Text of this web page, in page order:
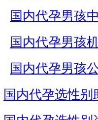
国内代孕男孩
国内代孕男孩
国内代孕男孩
国内代孕选性别